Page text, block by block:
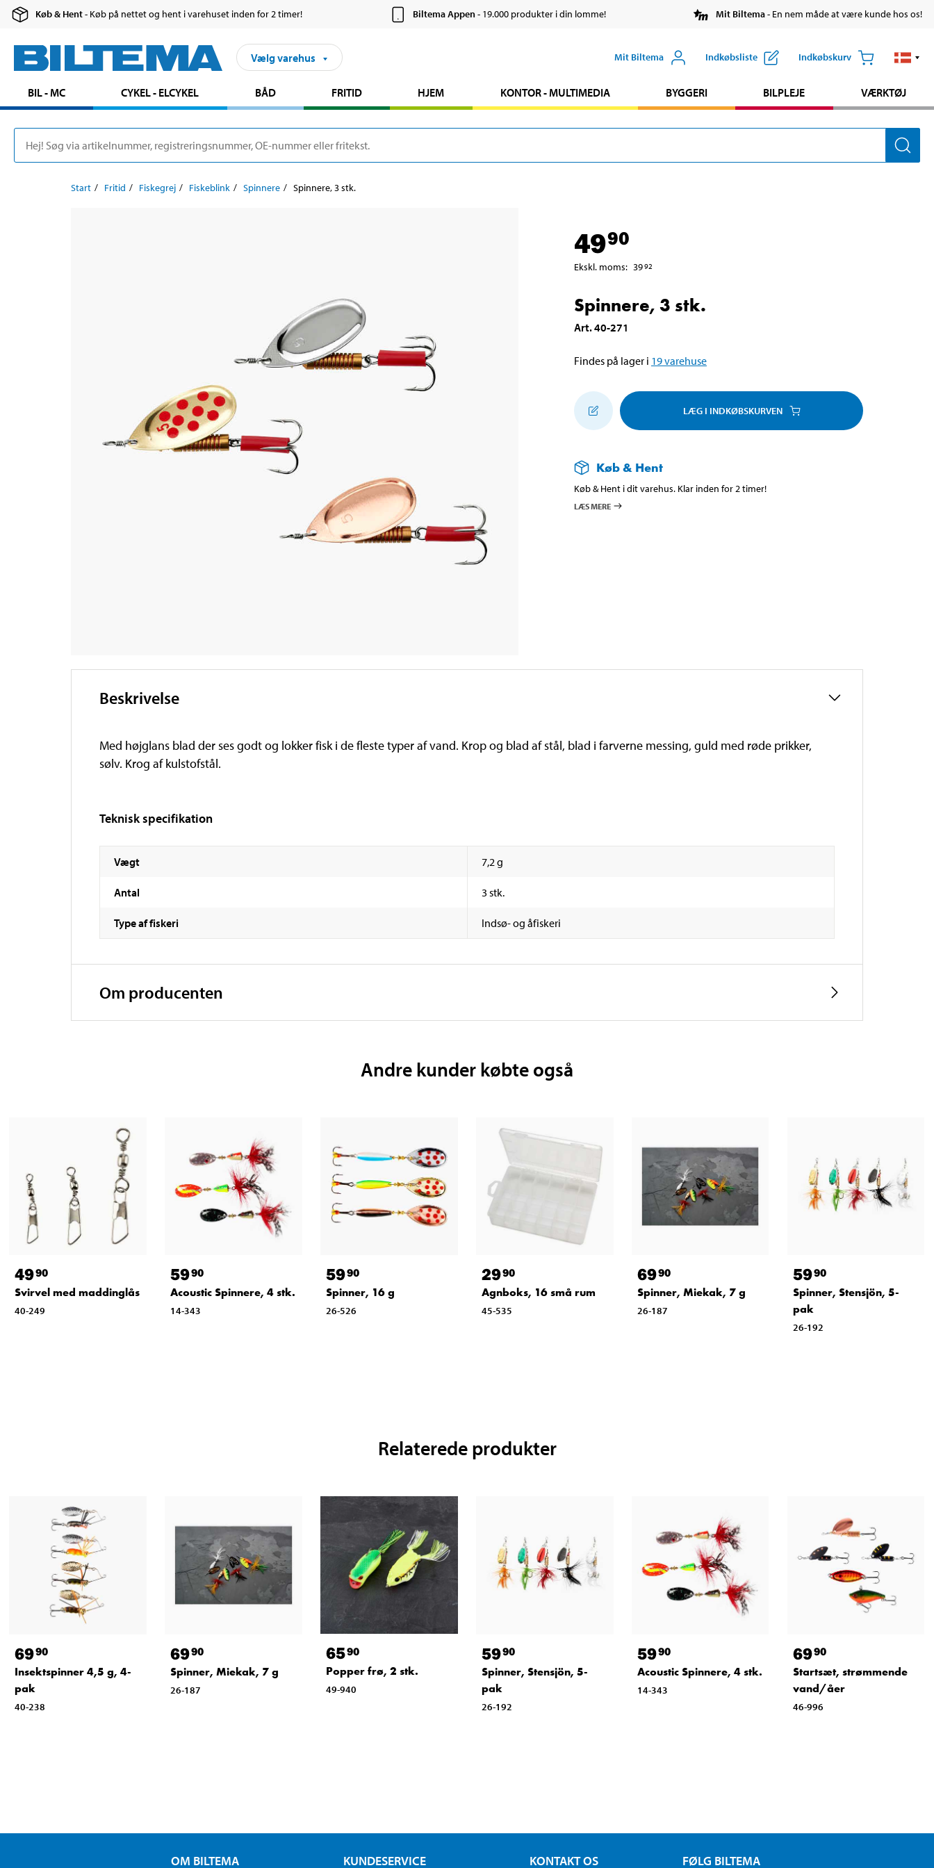
Køb & Hent- Køb på nettet og hent i varehuset inden for 2 timer! Biltema Appen- 19.000 produkter i din lomme! Mit Biltema- En nem måde at være kunde hos os!
Vælg varehus Mit Biltema Indkøbsliste Indkøbskurv
BIL - MC CYKEL - ELCYKEL BÅD FRITID HJEM KONTOR - MULTIMEDIA BYGGERI BILPLEJE VÆRKTØJ
Start Fritid Fiskegrej Fiskeblink Spinnere Spinnere, 3 stk.
4990
Ekskl. moms: 3992
Spinnere, 3 stk.
Art.40-271
Findes på lager i 19varehuse
LÆG I INDKØBSKURVEN
Køb & Hent
Køb & Hent i dit varehus. Klar inden for 2 timer!
LÆS MERE
Beskrivelse
Med højglans blad der ses godt og lokker fisk i de fleste typer af vand. Krop og blad af stål, blad i farverne messing, guld med røde prikker,
sølv. Krog af kulstofstål.
Teknisk specifikation
Vægt 7,2 g
Antal 3 stk.
Type af fiskeri Indsø- og åfiskeri
Om producenten
Andre kunder købte også
4990
Svirvel med maddinglås
40-249
5990
Acoustic Spinnere, 4 stk.
14-343
5990
Spinner, 16 g
26-526
2990
Agnboks, 16 små rum
45-535
6990
Spinner, Miekak, 7 g
26-187
5990
Spinner, Stensjön, 5-
pak
26-192
Relaterede produkter
6990
Insektspinner 4,5 g, 4-
pak
40-238
6990
Spinner, Miekak, 7 g
26-187
6590
Popper frø, 2 stk.
49-940
5990
Spinner, Stensjön, 5-
pak
26-192
5990
Acoustic Spinnere, 4 stk.
14-343
6990
Startsæt, strømmende
vand/åer
46-996
OM BILTEMA KUNDESERVICE KONTAKT OS FØLG BILTEMA